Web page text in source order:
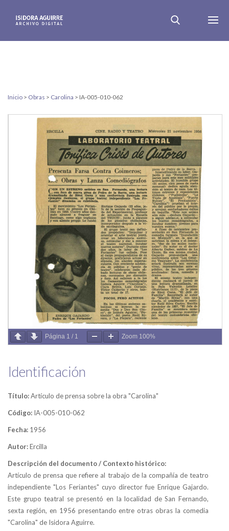
Inicio > Obras > Carolina > IA-005-010-062
Página 1 / 1 Zoom 100%
Identificación
Título:Artículo de prensa sobre la obra "Carolina"
Código: IA-005-010-062
Fecha: 1956
Autor:Ercilla
Descripción del documento / Contexto histórico:
Artículo de prensa que refiere al trabajo de la compañía de teatro
independiente "Los Feriantes" cuyo director fue Enrique Gajardo.
Este grupo teatral se presentó en la localidad de San Fernando,
sexta región, en 1956 presentando entre otras obras la comedia
"Carolina" de Isidora Aguirre.